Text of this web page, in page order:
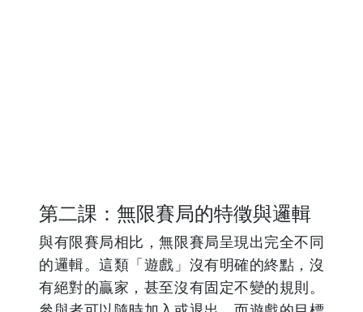
第二課：無限賽局的特徵與邏輯
與有限賽局相比，無限賽局呈現出完全不同
的邏輯。這類「遊戲」沒有明確的終點，沒
有絕對的贏家，甚至沒有固定不變的規則。